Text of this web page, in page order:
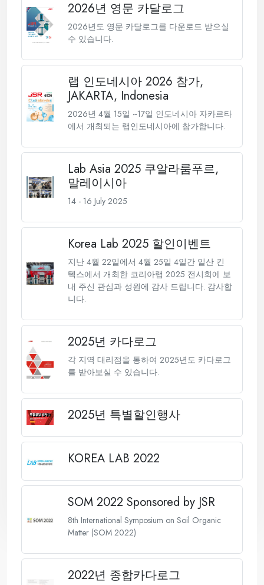
2026년 영문 카달로그
2026년도 영문 카달로그를 다운로드 받으실
수 있습니다.
랩 인도네시아 2026 참가,
JAKARTA, Indonesia
2026년 4월 15일 ~17일 인도네시아 자카르타
에서 개최되는 랩인도네시아에 참가합니다.
Lab Asia 2025 쿠알라룸푸르,
말레이시아
14 - 16 July 2025
Korea Lab 2025 할인이벤트
지난 4월 22일에서 4월 25일 4일간 일산 킨
텍스에서 개최한 코리아랩 2025 전시회에 보
내 주신 관심과 성원에 감사 드립니다. 감사합
니다.
2025년 카다로그
각 지역 대리점을 통하여 2025년도 카다로그
를 받아보실 수 있습니다.
2025년 특별할인행사
KOREA LAB 2022
SOM 2022 Sponsored by JSR
8th International Symposium on Soil Organic
Matter (SOM 2022)
2022년 종합카다로그